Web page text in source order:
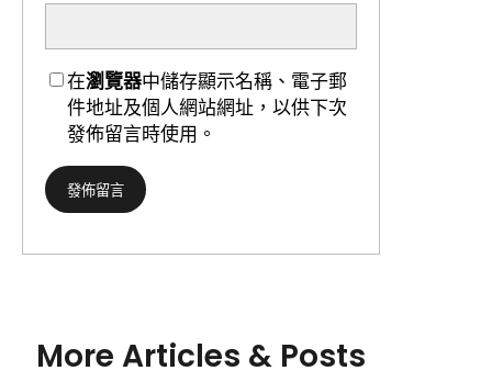
在瀏覽器中儲存顯示名稱、電子郵
件地址及個人網站網址，以供下次
發佈留言時使用。
More Articles & Posts